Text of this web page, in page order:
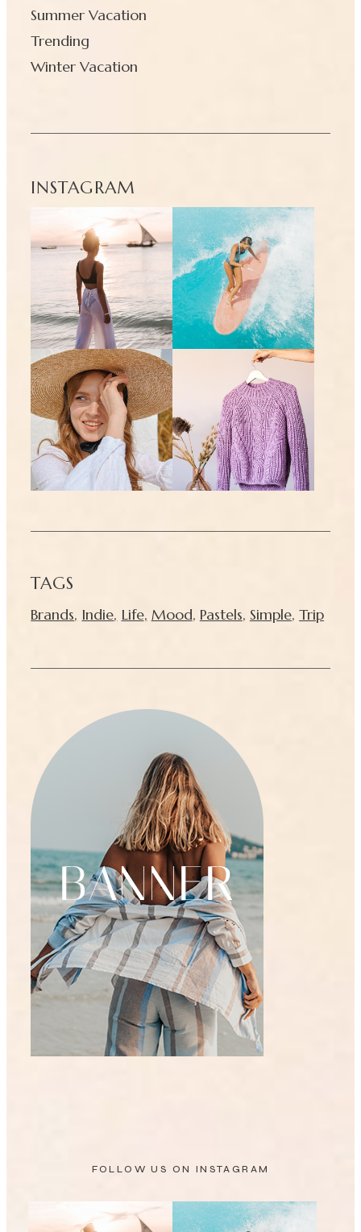
Summer Vacation
Trending
Winter Vacation
INSTAGRAM
TAGS
Brands, Indie, Life, Mood, Pastels, Simple, Trip
FOLLOW US ON INSTAGRAM